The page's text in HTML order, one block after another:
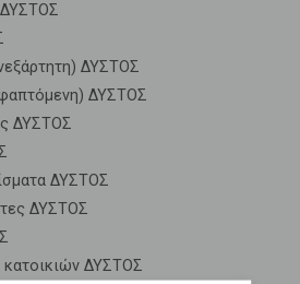
ΔΥΣΤΟΣ
ΔΥΣΤΟΣ
ΔΥΣΤΟΣ
ΔΥΣΤΟΣ
ΔΥΣΤΟΣ
ΔΥΣΤΟΣ
ΔΥΣΤΟΣ